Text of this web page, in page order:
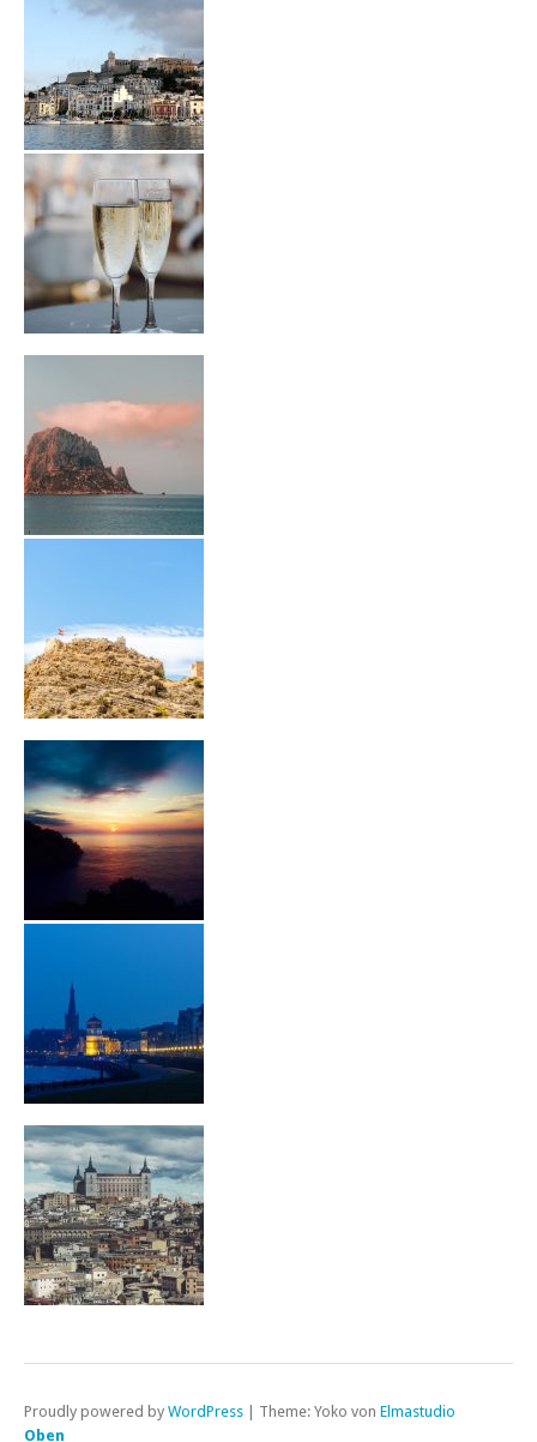
Proudly powered by WordPress Theme: Yoko von Elmastudio
Oben